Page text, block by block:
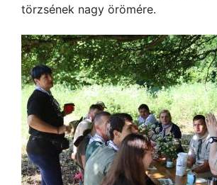
törzsének nagy örömére.